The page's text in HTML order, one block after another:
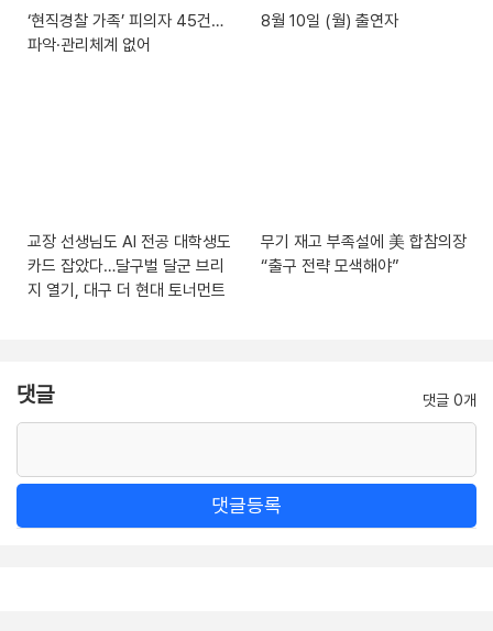
‘현직경찰 가족’ 피의자 45건…
파악·관리체계 없어
8월 10일 (월) 출연자
교장 선생님도 AI 전공 대학생도
카드 잡았다…달구벌 달군 브리
지 열기, 대구 더 현대 토너먼트
무기 재고 부족설에 美 합참의장
“출구 전략 모색해야”
댓글 댓글 0개
댓글등록